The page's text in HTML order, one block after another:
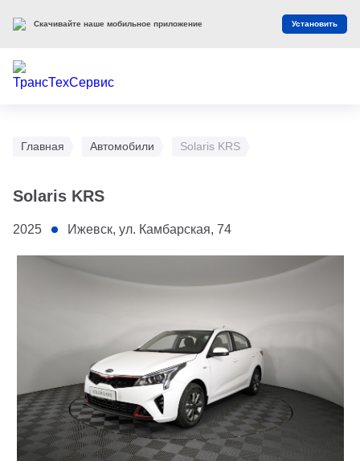
Главная Автомобили Solaris KRS
Solaris KRS
2025 Ижевск, ул. Камбарская, 74
Скачивайте наше мобильное приложение Установить